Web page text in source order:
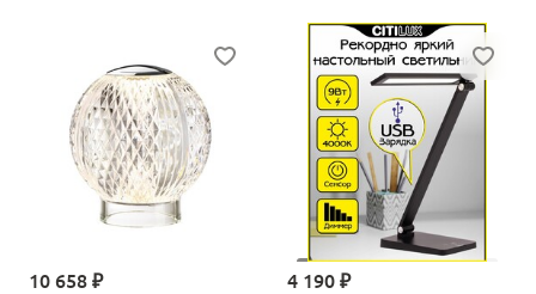
10 658 ₽ 4 190 ₽